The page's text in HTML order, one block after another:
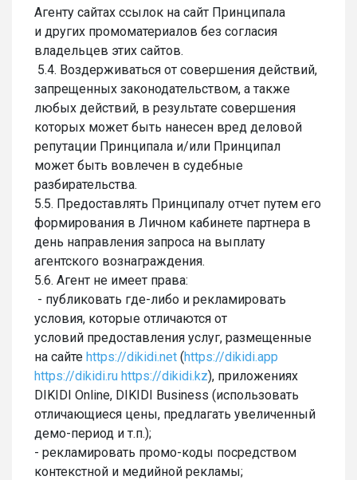
Агенту сайтах ссылок на сайт Принципала
и других промоматериалов без согласия
владельцев этих сайтов.
5.4. Воздерживаться от совершения действий,
запрещенных законодательством, а также
любых действий, в результате совершения
которых может быть нанесен вред деловой
репутации Принципала и/или Принципал
может быть вовлечен в судебные
разбирательства.
5.5. Предоставлять Принципалу отчет путем его
формирования в Личном кабинете партнера в
день направления запроса на выплату
агентского вознаграждения.
5.6. Агент не имеет права:
- публиковать где-либо и рекламировать
условия, которые отличаются от
условий предоставления услуг, размещенные
на сайте https://dikidi.net (https://dikidi.app
https://dikidi.ru https://dikidi.kz), приложениях
DIKIDI Online, DIKIDI Business (использовать
отличающиеся цены, предлагать увеличенный
демо-период и т.п.);
- рекламировать промо-коды посредством
контекстной и медийной рекламы;